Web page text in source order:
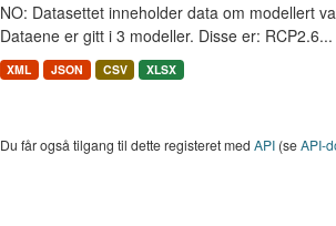
NO: Datasettet inneholder data om modellert
Dataene er gitt i 3 modeller. Disse er: RCP2.6...
XML JSON CSV XLSX
Du får også tilgang til dette registeret med API(seAPI-